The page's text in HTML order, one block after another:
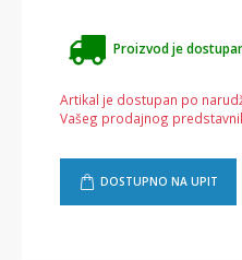
Proizvod je
Artikal je dostupan po
Vašeg prodajnog
DOSTUPNO NA UPIT